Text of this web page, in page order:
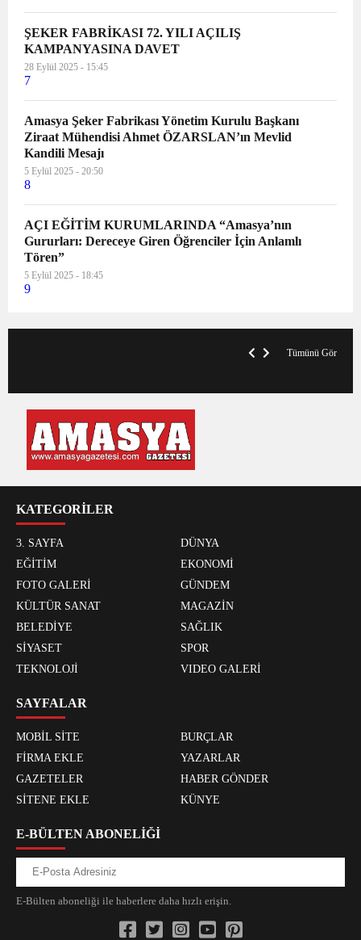
ŞEKER FABRİKASI 72. YILI AÇILIŞ
KAMPANYASINA DAVET
28 Eylül 2025 - 15:45
7
Amasya Şeker Fabrikası Yönetim Kurulu Başkanı
Ziraat Mühendisi Ahmet ÖZARSLAN’ın Mevlid
Kandili Mesajı
5 Eylül 2025 - 20:50
8
AÇI EĞİTİM KURUMLARINDA “Amasya’nın
Gururları: Dereceye Giren Öğrenciler İçin Anlamlı
Tören”
5 Eylül 2025 - 18:45
9
Tümünü Gör
KATEGORİLER
3. SAYFA
DÜNYA
EĞİTİM
EKONOMİ
FOTO GALERİ
GÜNDEM
KÜLTÜR SANAT
MAGAZİN
BELEDİYE
SAĞLIK
SİYASET
SPOR
TEKNOLOJİ
VIDEO GALERİ
SAYFALAR
MOBİL SİTE
BURÇLAR
FİRMA EKLE
YAZARLAR
GAZETELER
HABER GÖNDER
SİTENE EKLE
KÜNYE
E-BÜLTEN ABONELİĞİ
E-Bülten aboneliği ile haberlere daha hızlı erişin.